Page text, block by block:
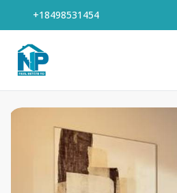
+18498531454